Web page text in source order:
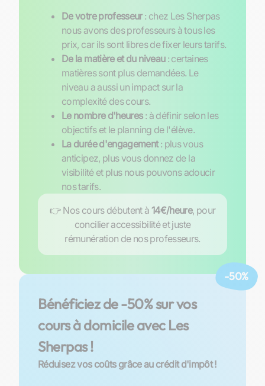
De votre professeur: chez Les Sherpas
nous avons des professeurs à tous les
prix, car ils sont libres de fixer leurs tarifs.
De la matière et du niveau: certaines
matières sont plus demandées. Le
niveau a aussi un impact sur la
complexité des cours.
Le nombre d'heures: à définir selon les
objectifs et le planning de l'élève.
La durée d'engagement: plus vous
anticipez, plus vous donnez de la
visibilité et plus nous pouvons adoucir
nos tarifs.
👉 Nos cours débutent à 14€/heure, pour
concilier accessibilité et juste
rémunération de nos professeurs.
-50%
Bénéficiez de -50% sur vos
cours à domicile avec Les
Sherpas !
Réduisez vos coûts grâce au crédit d'impôt !